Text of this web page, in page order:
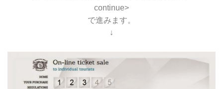
continue>
で進みます。
↓